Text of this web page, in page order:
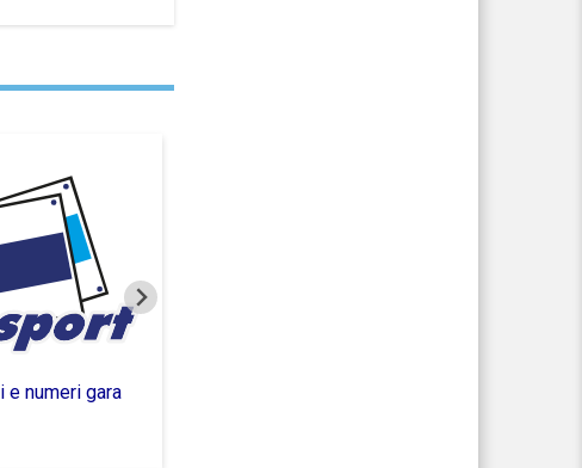
e numeri gara